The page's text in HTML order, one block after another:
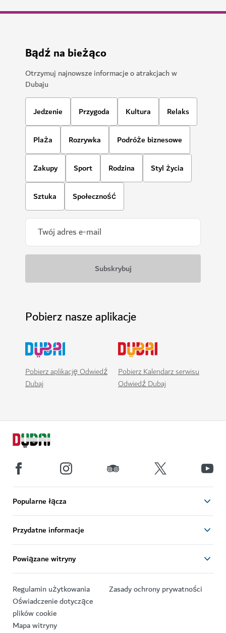
Bądź na bieżąco
Otrzymuj najnowsze informacje o atrakcjach w
Dubaju
Jedzenie Przygoda Kultura Relaks
Plaża Rozrywka Podróże biznesowe
Zakupy Sport Rodzina Styl życia
Sztuka Społeczność
Pobierz nasze aplikacje
Pobierz aplikację Odwiedź
Dubaj
Pobierz Kalendarz serwisu
Odwiedź Dubaj
Popularne łącza
Przydatne informacje
Powiązane witryny
Regulamin użytkowania
Zasady ochrony prywatności
Oświadczenie dotyczące
plików cookie
Mapa witryny